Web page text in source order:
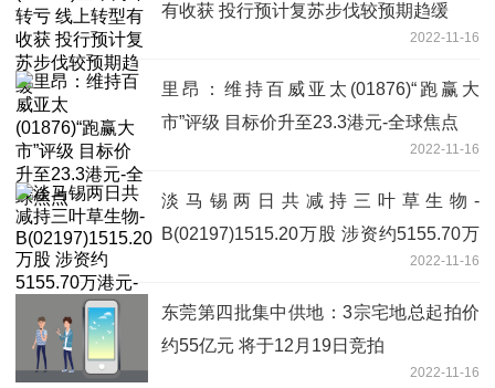
有收获 投行预计复苏步伐较预期趋缓
2022-11-16
里昂：维持百威亚太(01876)“跑赢大
市”评级 目标价升至23.3港元-全球焦点
2022-11-16
淡马锡两日共减持三叶草生物-
B(02197)1515.20万股 涉资约5155.70万
2022-11-16
东莞第四批集中供地：3宗宅地总起拍价
约55亿元 将于12月19日竞拍
2022-11-16